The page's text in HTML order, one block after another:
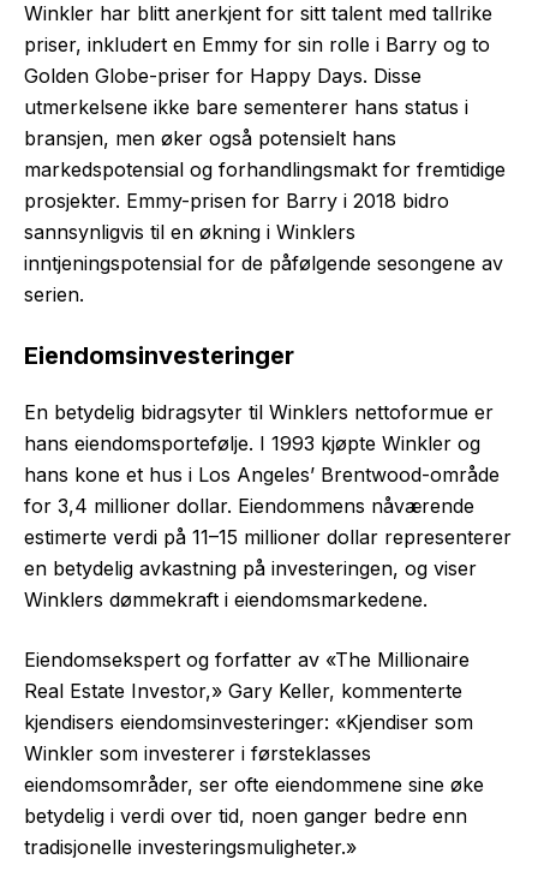
Winkler har blitt anerkjent for sitt talent med tallrike
priser, inkludert en Emmy for sin rolle i Barry og to
Golden Globe-priser for Happy Days. Disse
utmerkelsene ikke bare sementerer hans status i
bransjen, men øker også potensielt hans
markedspotensial og forhandlingsmakt for fremtidige
prosjekter. Emmy-prisen for Barry i 2018 bidro
sannsynligvis til en økning i Winklers
inntjeningspotensial for de påfølgende sesongene av
serien.
Eiendomsinvesteringer
En betydelig bidragsyter til Winklers nettoformue er
hans eiendomsportefølje. I 1993 kjøpte Winkler og
hans kone et hus i Los Angeles’ Brentwood-område
for 3,4 millioner dollar. Eiendommens nåværende
estimerte verdi på 11–15 millioner dollar representerer
en betydelig avkastning på investeringen, og viser
Winklers dømmekraft i eiendomsmarkedene.
Eiendomsekspert og forfatter av «The Millionaire
Real Estate Investor,» Gary Keller, kommenterte
kjendisers eiendomsinvesteringer: «Kjendiser som
Winkler som investerer i førsteklasses
eiendomsområder, ser ofte eiendommene sine øke
betydelig i verdi over tid, noen ganger bedre enn
tradisjonelle investeringsmuligheter.»